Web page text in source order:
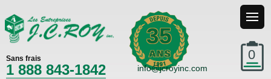
35
0
Sans frais
1 888 843-1842 info@jcroyinc.com